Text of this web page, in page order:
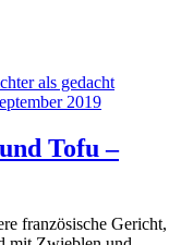
2019
Tofu –
französische Gericht,